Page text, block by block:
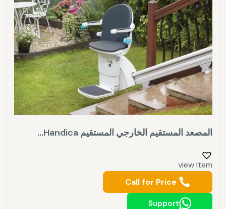
المصعد المستقيم الخارجي المستقيم Handica...
view Item
Call for Price
Support